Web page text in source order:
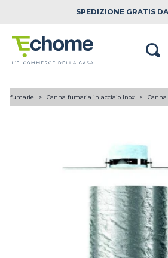
SPEDIZIONE GRATIS
fumarie Canna fumaria in acciaio Inox Canna